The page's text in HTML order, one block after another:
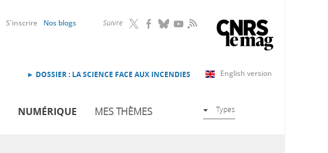
Suivre RSS
S'inscrire Nos blogs
English version
► DOSSIER : LA SCIENCE FACE AUX INCENDIES
NUMÉRIQUE MES THÈMES Types